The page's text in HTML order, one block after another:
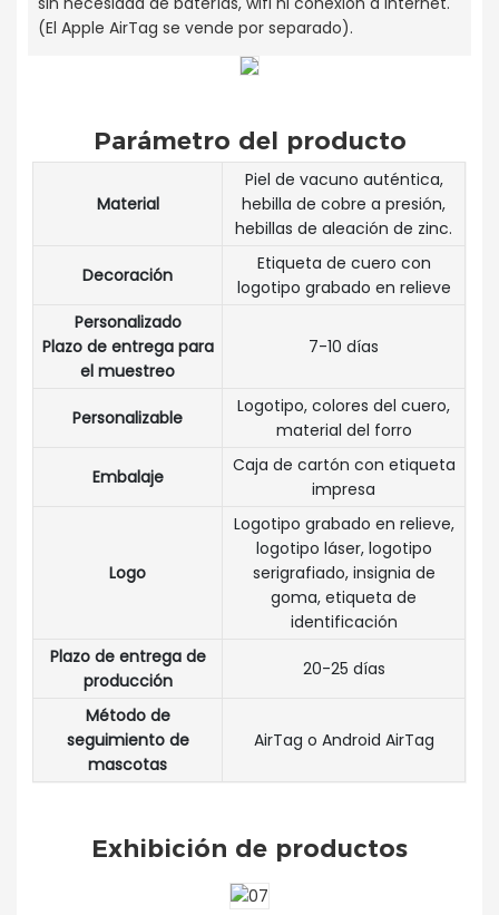
(El Apple AirTag se vende por separado).
Parámetro del producto
Material
Piel de vacuno auténtica,
hebilla de cobre a presión,
hebillas de aleación de zinc.
Decoración
Etiqueta de cuero con
logotipo grabado en relieve
Personalizado
Plazo de entrega para
el muestreo
7-10 días
Personalizable
Logotipo, colores del cuero,
material del forro
Embalaje
Caja de cartón con etiqueta
impresa
Logo
Logotipo grabado en relieve,
logotipo láser, logotipo
serigrafiado, insignia de
goma, etiqueta de
identificación
Plazo de entrega de
producción
20-25 días
Método de
seguimiento de
mascotas
AirTag o Android AirTag
Exhibición de productos